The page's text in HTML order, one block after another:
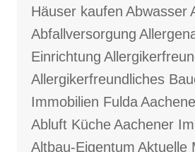
Häuser kaufen Abwasser
Abfallversorgung
Einrichtung
Allergikerfreundliches
Immobilien Fulda
Abluft KücheAachener
Altbau-Eigentum Aktuelle